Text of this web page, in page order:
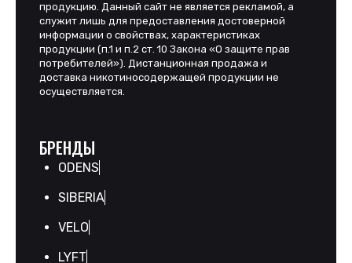
продукцию. Данный сайт не является рекламой, а
служит лишь для предоставления достоверной
информации о свойствах, характеристиках
продукции (п.1 и п.2 ст. 10 Закона «О защите прав
потребителей»). Дистанционная продажа и
доставка никотиносодержащей продукции не
осуществляется.
БРЕНДЫ
ODENS
SIBERIA
VELO
LYFT